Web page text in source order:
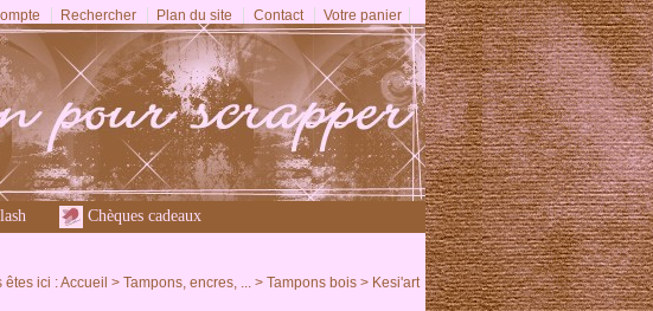
Rechercher Plan du site Contact Votre panier
Chèques cadeaux
êtes ici :Accueil > Tampons, encres, ... > Tampons bois > Kesi'art